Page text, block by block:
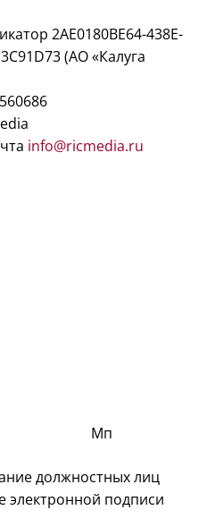
2AE0180BE64-438E-
(АО «Калуга
info@ricmedia.ru
должностных лиц
электронной подписи